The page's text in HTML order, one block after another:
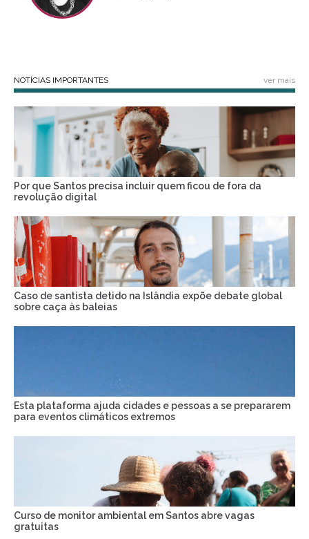
NOTÍCIAS IMPORTANTES ver mais
Por que Santos precisa incluir quem ficou de fora da
revolução digital
Caso de santista detido na Islândia expõe debate global
sobre caça às baleias
Esta plataforma ajuda cidades e pessoas a se prepararem
para eventos climáticos extremos
Curso de monitor ambiental em Santos abre vagas
gratuitas